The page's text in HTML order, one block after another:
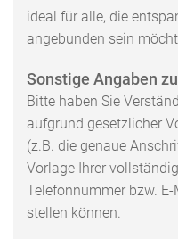
ideal für alle, die
angebunden sein
Sonstige Angaben
Bitte haben Sie
aufgrund gesetzlicher
(z.B. die genaue
Vorlage Ihrer
Telefonnummer bzw.
stellen können.